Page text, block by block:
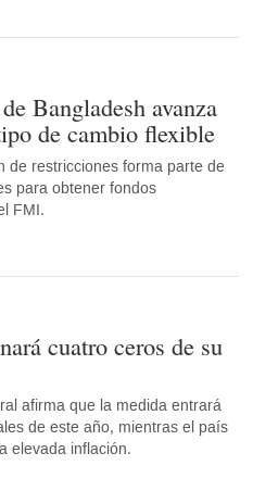
Bangladesh avanza
de cambio flexible
de restricciones forma parte de
para obtener fondos
FMI.
cuatro ceros de su
afirma que la medida entrará
de este año, mientras el país
elevada inflación.